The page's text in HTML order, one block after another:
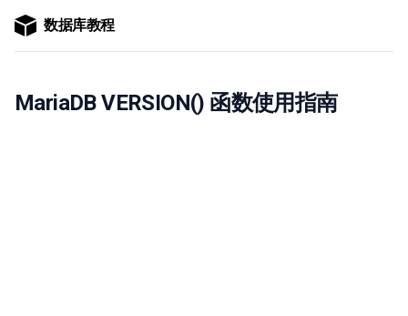
数据库教程
MariaDB VERSION() 函数使用指南